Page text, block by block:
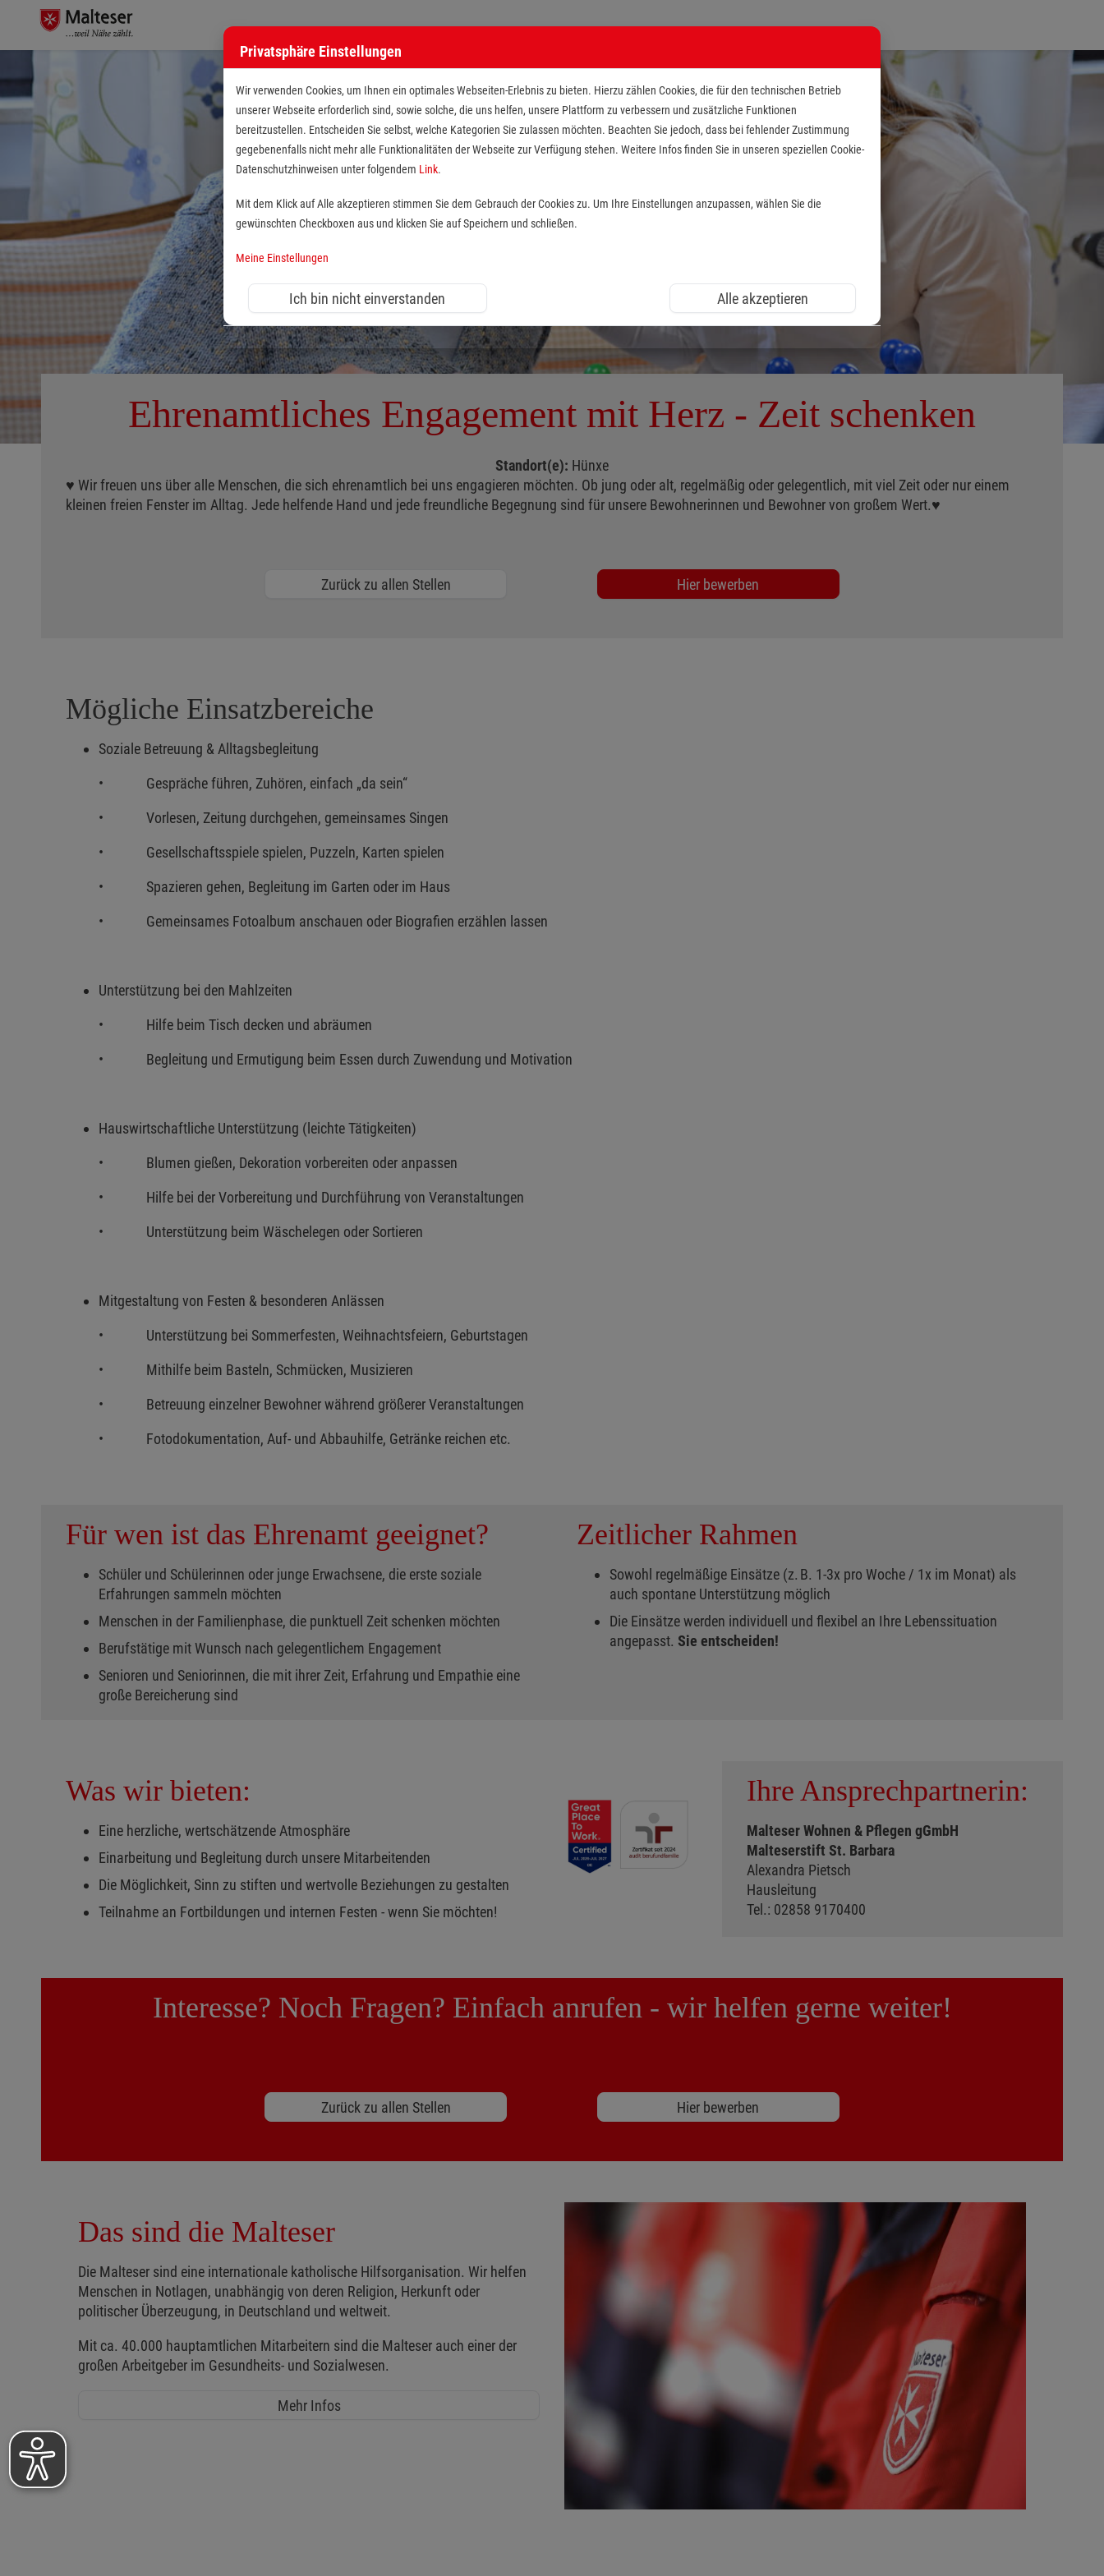
Ehrenamtliches Engagement mit Herz - Zeit schenken
Standort(e): Hünxe
♥ Wir freuen uns über alle Menschen, die sich ehrenamtlich bei uns engagieren möchten. Ob jung oder alt, regelmäßig oder gelegentlich, mit viel Zeit oder nur einem
kleinen freien Fenster im Alltag. Jede helfende Hand und jede freundliche Begegnung sind für unsere Bewohnerinnen und Bewohner von großem Wert.♥
Zurück zu allen Stellen Hier bewerben
Mögliche Einsatzbereiche
Soziale Betreuung & Alltagsbegleitung
• Gespräche führen, Zuhören, einfach „da sein“
• Vorlesen, Zeitung durchgehen, gemeinsames Singen
• Gesellschaftsspiele spielen, Puzzeln, Karten spielen
• Spazieren gehen, Begleitung im Garten oder im Haus
• Gemeinsames Fotoalbum anschauen oder Biografien erzählen lassen
Unterstützung bei den Mahlzeiten
• Hilfe beim Tisch decken und abräumen
• Begleitung und Ermutigung beim Essen durch Zuwendung und Motivation
Hauswirtschaftliche Unterstützung (leichte Tätigkeiten)
• Blumen gießen, Dekoration vorbereiten oder anpassen
• Hilfe bei der Vorbereitung und Durchführung von Veranstaltungen
• Unterstützung beim Wäschelegen oder Sortieren
Mitgestaltung von Festen & besonderen Anlässen
• Unterstützung bei Sommerfesten, Weihnachtsfeiern, Geburtstagen
• Mithilfe beim Basteln, Schmücken, Musizieren
• Betreuung einzelner Bewohner während größerer Veranstaltungen
• Fotodokumentation, Auf- und Abbauhilfe, Getränke reichen etc.
Für wen ist das Ehrenamt geeignet?
Schüler und Schülerinnen oder junge Erwachsene, die erste soziale
Erfahrungen sammeln möchten
Menschen in der Familienphase, die punktuell Zeit schenken möchten
Berufstätige mit Wunsch nach gelegentlichem Engagement
Senioren und Seniorinnen, die mit ihrer Zeit, Erfahrung und Empathie eine
große Bereicherung sind
Zeitlicher Rahmen
Sowohl regelmäßige Einsätze (z. B. 1-3x pro Woche / 1x im Monat) als
auch spontane Unterstützung möglich
Die Einsätze werden individuell und flexibel an Ihre Lebenssituation
angepasst. Sie entscheiden!
Was wir bieten:
Eine herzliche, wertschätzende Atmosphäre
Einarbeitung und Begleitung durch unsere Mitarbeitenden
Die Möglichkeit, Sinn zu stiften und wertvolle Beziehungen zu gestalten
Teilnahme an Fortbildungen und internen Festen - wenn Sie möchten!
Ihre Ansprechpartnerin:
Malteser Wohnen & Pflegen gGmbH
Malteserstift St. Barbara
Alexandra Pietsch
Hausleitung
Tel.: 02858 9170400
Interesse? Noch Fragen? Einfach anrufen - wir helfen gerne weiter!
Zurück zu allen Stellen Hier bewerben
Das sind die Malteser
Die Malteser sind eine internationale katholische Hilfsorganisation. Wir helfen
Menschen in Notlagen, unabhängig von deren Religion, Herkunft oder
politischer Überzeugung, in Deutschland und weltweit.
Mit ca. 40.000 hauptamtlichen Mitarbeitern sind die Malteser auch einer der
großen Arbeitgeber im Gesundheits- und Sozialwesen.
Mehr Infos
Privatsphäre Einstellungen
Wir verwenden Cookies, um Ihnen ein optimales Webseiten-Erlebnis zu bieten. Hierzu zählen Cookies, die für den technischen Betrieb
unserer Webseite erforderlich sind, sowie solche, die uns helfen, unsere Plattform zu verbessern und zusätzliche Funktionen
bereitzustellen. Entscheiden Sie selbst, welche Kategorien Sie zulassen möchten. Beachten Sie jedoch, dass bei fehlender Zustimmung
gegebenenfalls nicht mehr alle Funktionalitäten der Webseite zur Verfügung stehen. Weitere Infos finden Sie in unseren speziellen Cookie-
Datenschutzhinweisen unter folgendem Link.
Mit dem Klick auf Alle akzeptieren stimmen Sie dem Gebrauch der Cookies zu. Um Ihre Einstellungen anzupassen, wählen Sie die
gewünschten Checkboxen aus und klicken Sie auf Speichern und schließen.
Meine Einstellungen
Ich bin nicht einverstanden Alle akzeptieren